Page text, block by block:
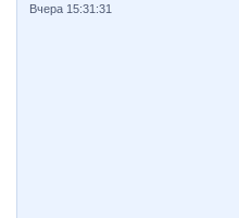
Вчера 15:31:31